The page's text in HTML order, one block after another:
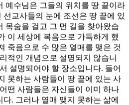
예수님은 그들의 위치를 땅 끝이라
선교사들의 눈에 조선은 땅 끝에 있
목숨을 걸고 그 먼 길을 찾아왔습
이 세상에 복음으로 가득하게 했
죽음으로 수 많은 열매를 맺은 것
적인 개념으로 설명되지 않습니
설명되어야 할 장소입니다. 들어
못하는 사람들이 땅 끝에 있는 사
떤 사람들은 자신들이 이미 하나
. 그러나 열매 맺지 못하는 삶에